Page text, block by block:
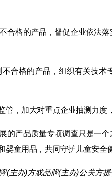
合格的产品，督促企业依法
不合格的产品，组织有关技
管，加大对重点企业抽测力度
的产品质量专项调查只是一
童用品，共同守护儿童安全
(主办)方或品牌(主办)公关方